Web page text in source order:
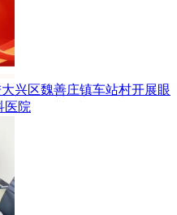
兴区魏善庄镇车站村开展眼
医院